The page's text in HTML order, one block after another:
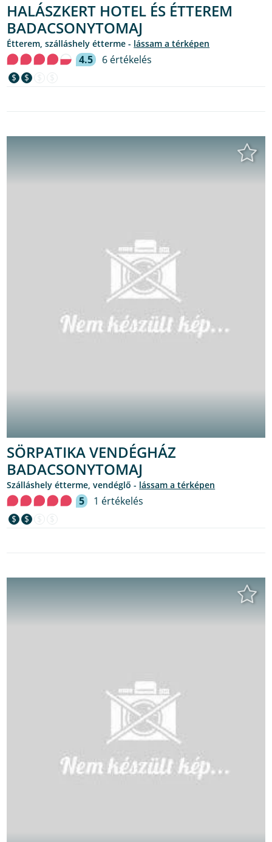
HALÁSZKERT HOTEL ÉS ÉTTEREM
BADACSONYTOMAJ
étterem, szálláshely étterme - lássam a térképen
4.5 6 értékelés
$ $
SÖRPATIKA VENDÉGHÁZ
BADACSONYTOMAJ
szálláshely étterme, vendéglő - lássam a térképen
5 1 értékelés
$ $